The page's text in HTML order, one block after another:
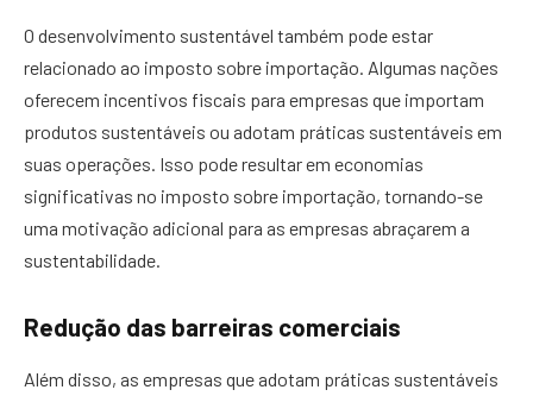
O desenvolvimento sustentável também pode estar
relacionado ao imposto sobre importação. Algumas nações
oferecem incentivos fiscais para empresas que importam
produtos sustentáveis ou adotam práticas sustentáveis em
suas operações. Isso pode resultar em economias
significativas no imposto sobre importação, tornando-se
uma motivação adicional para as empresas abraçarem a
sustentabilidade.
Redução das barreiras comerciais
Além disso, as empresas que adotam práticas sustentáveis